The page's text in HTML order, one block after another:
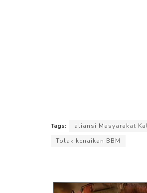
Tags: aliansi Masyarakat
Tolak kenaikan BBM